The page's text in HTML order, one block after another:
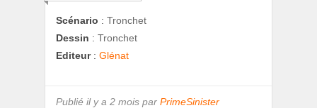
Scénario : Tronchet
Dessin : Tronchet
Editeur: Glénat
Publié il y a 2 mois par PrimeSinister